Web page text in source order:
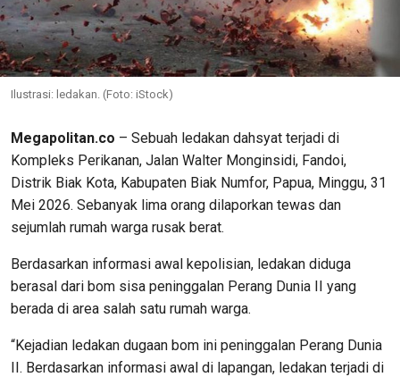
Ilustrasi: ledakan. (Foto: iStock)
Megapolitan.co – Sebuah ledakan dahsyat terjadi di
Kompleks Perikanan, Jalan Walter Monginsidi, Fandoi,
Distrik Biak Kota, Kabupaten Biak Numfor, Papua, Minggu, 31
Mei 2026. Sebanyak lima orang dilaporkan tewas dan
sejumlah rumah warga rusak berat.
Berdasarkan informasi awal kepolisian, ledakan diduga
berasal dari bom sisa peninggalan Perang Dunia II yang
berada di area salah satu rumah warga.
“Kejadian ledakan dugaan bom ini peninggalan Perang Dunia
II. Berdasarkan informasi awal di lapangan, ledakan terjadi di